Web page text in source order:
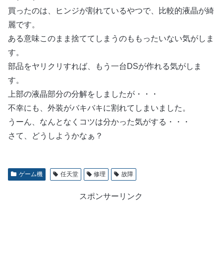
買ったのは、ヒンジが割れているやつで、比較的液晶が綺
麗です。
ある意味このまま捨ててしまうのももったいない気がしま
す。
部品をヤリクリすれば、もう一台DSが作れる気がしま
す。
上部の液晶部分の分解をしましたが・・・
不幸にも、外装がバキバキに割れてしまいました。
うーん、なんとなくコツは分かった気がする・・・
さて、どうしようかなぁ？
ゲーム機 任天堂 修理 故障
スポンサーリンク